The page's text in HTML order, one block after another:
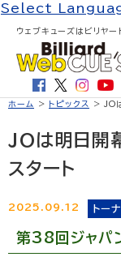
Select
ウェブキューズはビリヤー
ホーム > トピックス > JO
JOは明日開
スタート
2025.09.12 トー
第38回ジャパ